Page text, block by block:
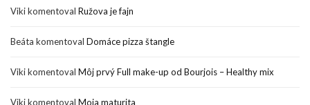
Vikikomentoval Ružova je fajn
Beáta komentoval Domáce pizza štangle
Vikikomentoval Môj prvý Full make-up od Bourjois – Healthy mix
Vikikomentoval Moja maturita